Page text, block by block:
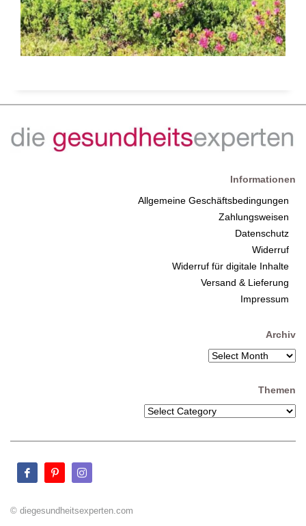
Informationen
Allgemeine Geschäftsbedingungen
Zahlungsweisen
Datenschutz
Widerruf
Widerruf für digitale Inhalte
Versand & Lieferung
Impressum
Archiv
Themen
© diegesundheitsexperten.com